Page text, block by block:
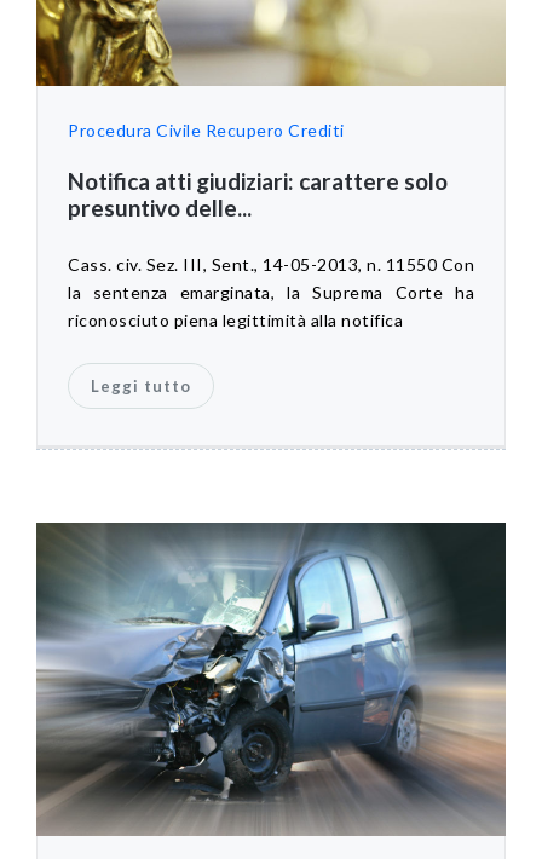
Procedura Civile Recupero Crediti
Notifica atti giudiziari: carattere solo
presuntivo delle...
Cass. civ. Sez. III, Sent., 14-05-2013, n. 11550 Con
la sentenza emarginata, la Suprema Corte ha
riconosciuto piena legittimità alla notifica
Leggi tutto